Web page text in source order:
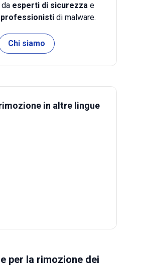
esperti di sicurezzae
di malware.
Chi siamo
in altre lingue
per la rimozione dei